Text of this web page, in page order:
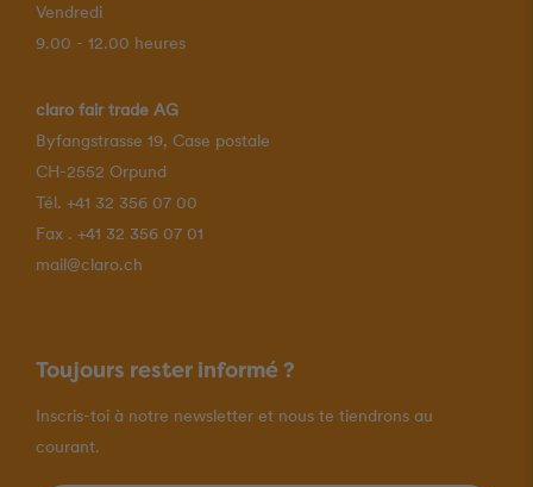
Vendredi
9.00 - 12.00 heures
claro fair trade AG
Byfangstrasse 19, Case postale
CH-2552 Orpund
Tél. +41 32 356 07 00
Fax . +41 32 356 07 01
mail@claro.ch
Toujours rester informé ?
Inscris-toi à notre newsletter et nous te tiendrons au
courant.